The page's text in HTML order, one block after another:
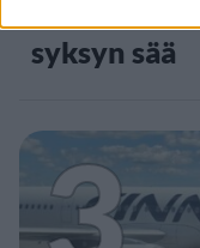
syksyn sää